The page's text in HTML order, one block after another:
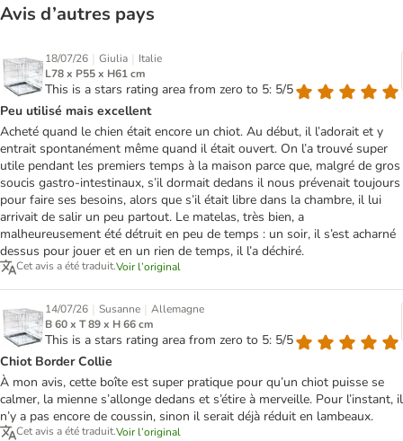
Avis d’autres pays
18/07/26 | Giulia | Italie
L78 x P55 x H61 cm
This is a stars rating area from zero to 5: 5/5
Peu utilisé mais excellent
Acheté quand le chien était encore un chiot. Au début, il l’adorait et y
entrait spontanément même quand il était ouvert. On l’a trouvé super
utile pendant les premiers temps à la maison parce que, malgré de gros
soucis gastro-intestinaux, s’il dormait dedans il nous prévenait toujours
pour faire ses besoins, alors que s’il était libre dans la chambre, il lui
arrivait de salir un peu partout. Le matelas, très bien, a
malheureusement été détruit en peu de temps : un soir, il s’est acharné
dessus pour jouer et en un rien de temps, il l’a déchiré.
Cet avis a été traduit.Voir l’original
14/07/26 | Susanne | Allemagne
B 60 x T 89 x H 66 cm
This is a stars rating area from zero to 5: 5/5
Chiot Border Collie
À mon avis, cette boîte est super pratique pour qu’un chiot puisse se
calmer, la mienne s’allonge dedans et s’étire à merveille. Pour l’instant, il
n’y a pas encore de coussin, sinon il serait déjà réduit en lambeaux.
Cet avis a été traduit.Voir l’original